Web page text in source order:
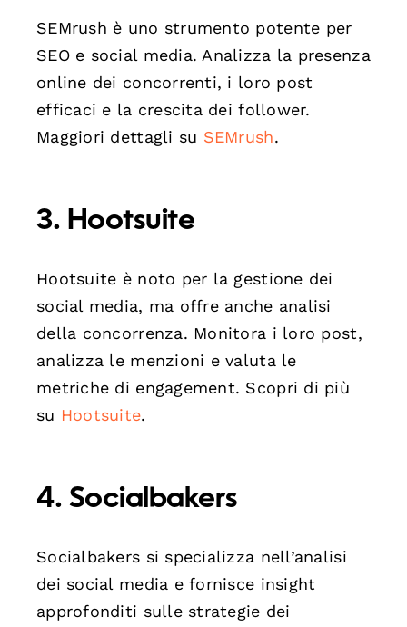
SEMrush è uno strumento potente per
SEO e social media. Analizza la presenza
online dei concorrenti, i loro post
efficaci e la crescita dei follower.
Maggiori dettagli su SEMrush.
3. Hootsuite
Hootsuite è noto per la gestione dei
social media, ma offre anche analisi
della concorrenza. Monitora i loro post,
analizza le menzioni e valuta le
metriche di engagement. Scopri di più
su Hootsuite.
4. Socialbakers
Socialbakers si specializza nell’analisi
dei social media e fornisce insight
approfonditi sulle strategie dei